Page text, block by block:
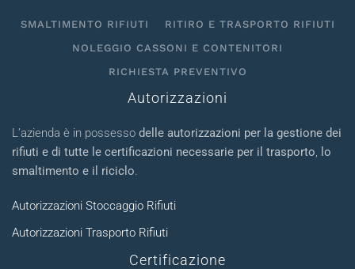
SMALTIMENTO RIFIUTI
RITIRO E TRASPORTO RIFIUTI
NOLEGGIO CASSONI E CONTENITORI
RICHIESTA PREVENTIVO
Autorizzazioni
L’azienda è in possesso delle autorizzazioni per la gestione dei
rifiuti e di tutte le certificazioni necessarie per il trasporto
lo
smaltimento e il riciclo
Autorizzazioni Stoccaggio Rifiuti
Autorizzazioni Trasporto Rifiuti
Certificazione